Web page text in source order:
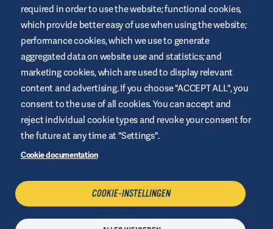
Deze website wordt door Air Liquide Healthcare (Vitalaire Home
Care) aangeboden om een bijdrage en ondersteuning te leveren
aan mensen met diabetes. Het is slechts ter informatie en is geen
vervanging van medische aanbevelingen. Vraag altijd advies van
een zorgverlener.
Website voorwaarden
Privacyverklaring
Cookies
Sitemap
required in order to use the website; functional cookies,
which provide better easy of use when using the website;
performance cookies, which we use to generate
aggregated data on website use and statistics; and
marketing cookies, which are used to display relevant
content and advertising. If you choose "ACCEPT ALL", you
consent to the use of all cookies. You can accept and
reject individual cookie types and revoke your consent for
the future at any time at "Settings".
Cookie documentation
COOKIE-INSTELLINGEN